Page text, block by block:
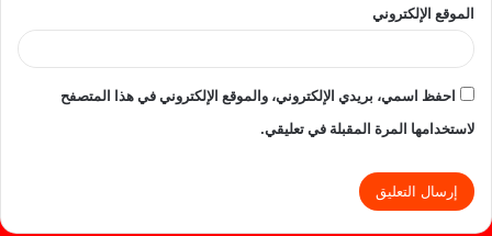
الموقع الإلكتروني
احفظ اسمي، بريدي الإلكتروني، والموقع الإلكتروني في هذا المتصفح
لاستخدامها المرة المقبلة في تعليقي.